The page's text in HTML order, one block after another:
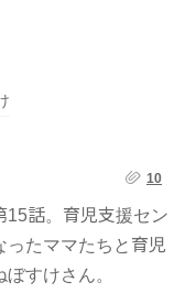
10
15話。育児支援セン
ったママたちと育児
すけさん。